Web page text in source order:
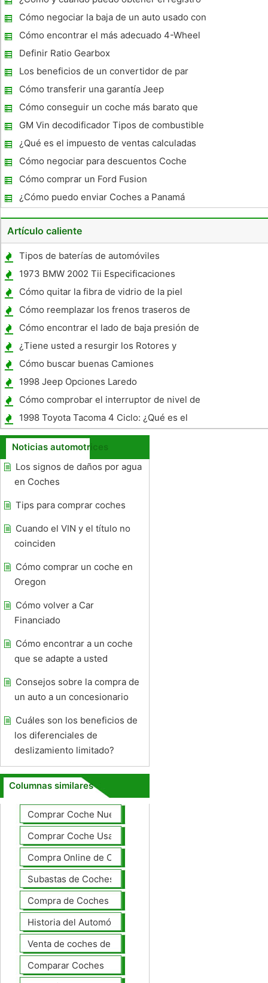
posibilidad de devolver el coche al final de la palabra sin
tenery placas de un auto usado en Texas?
Cómo negociar la baja de un auto usado con
un valor patrimonial negativo
Cómo encontrar el más adecuado 4-Wheel
Drive Car
Definir Ratio Gearbox
Los beneficios de un convertidor de par
Cómo transferir una garantía Jeep
Cómo conseguir un coche más barato que
el precio de venta
GM Vin decodificador Tipos de combustible
¿Qué es el impuesto de ventas calculadas
para una compra de automóviles nuevos
con una permuta ?
Cómo negociar para descuentos Coche
Cómo comprar un Ford Fusion
¿Cómo puedo enviar Coches a Panamá
desde los EE.UU.?
Artículo caliente
Tipos de baterías de automóviles
1973 BMW 2002 Tii Especificaciones
Cómo quitar la fibra de vidrio de la piel
Cómo reemplazar los frenos traseros de
discos en un Honda Prelude
Cómo encontrar el lado de baja presión de
una Unidad de CA en un coche
¿Tiene usted a resurgir los Rotores y
Tambores en el cambio de frenos?
Cómo buscar buenas Camiones
1998 Jeep Opciones Laredo
Cómo comprobar el interruptor de nivel de
refrigerante en un Saturn
1998 Toyota Tacoma 4 Ciclo: ¿Qué es el
MPG Gas
Noticias automotrices
Los signos de daños por agua
en Coches
Tips para comprar coches
Cuando el VIN y el título no
coinciden
Cómo comprar un coche en
Oregon
Cómo volver a Car
Financiado
Cómo encontrar a un coche
que se adapte a usted
Consejos sobre la compra de
un auto a un concesionario
Cuáles son los beneficios de
los diferenciales de
deslizamiento limitado?
Columnas similares
Comprar Coche Nuevo
Comprar Coche Usado
Compra Online de Coches
Subastas de Coches
Compra de Coches Basics
Historia del Automóvil
Venta de coches de lujo
Comparar Coches